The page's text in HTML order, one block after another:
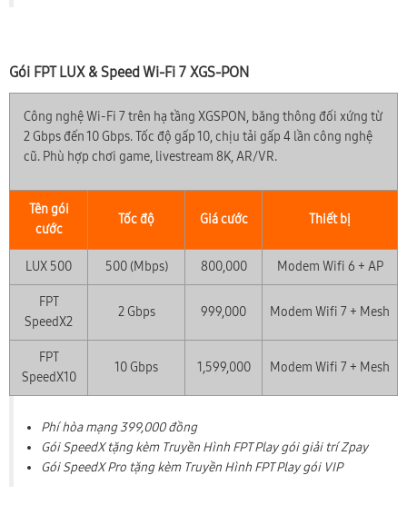
Gói FPT LUX & Speed Wi-Fi 7 XGS-PON
Công nghệ Wi-Fi 7 trên hạ tầng XGSPON, băng thông đối xứng từ
2 Gbps đến 10 Gbps. Tốc độ gấp 10, chịu tải gấp 4 lần công nghệ
cũ. Phù hợp chơi game, livestream 8K, AR/VR.
Tên gói
cước
Tốc độ Giá cước Thiết bị
LUX 500 500 (Mbps) 800,000 Modem Wifi 6 + AP
FPT
SpeedX2
2 Gbps 999,000 Modem Wifi 7 + Mesh
FPT
SpeedX10
10 Gbps 1,599,000 Modem Wifi 7 + Mesh
Phí hòa mạng 399,000 đồng
Gói SpeedX tặng kèm Truyền Hình FPT Play gói giải trí Zpay
Gói SpeedX Pro tặng kèm Truyền Hình FPT Play gói VIP